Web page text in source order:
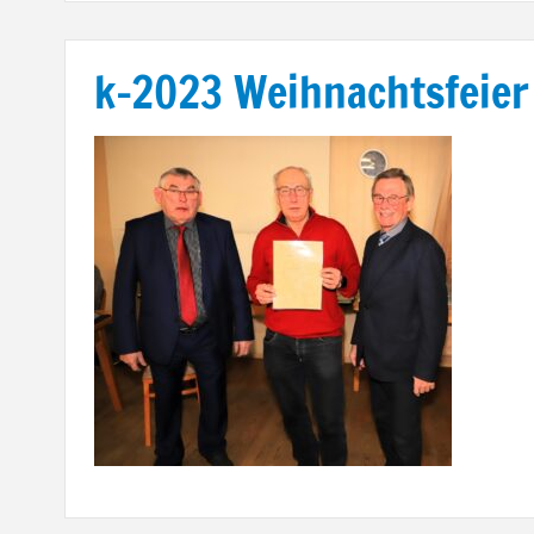
k-2023